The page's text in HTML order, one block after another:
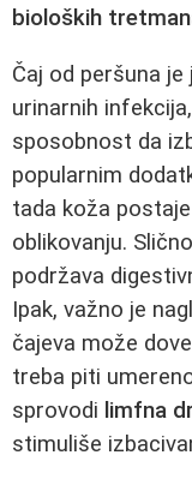
bioloških
Čaj od peršuna
urinarnih
sposobnost da
popularnim
tada koža
oblikovanju.
podržava
Ipak, važno je
čajeva može
treba piti
sprovodi limfna
stimuliše